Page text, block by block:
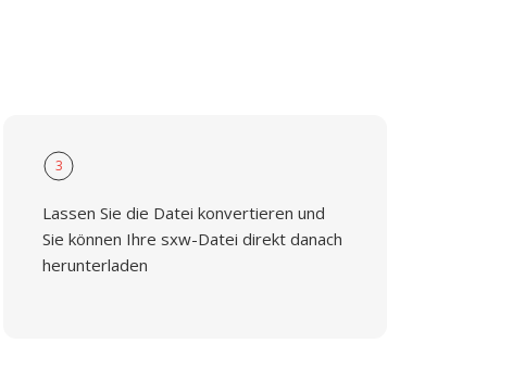
3
Lassen Sie die Datei konvertieren und
Sie können Ihre sxw-Datei direkt danach
herunterladen